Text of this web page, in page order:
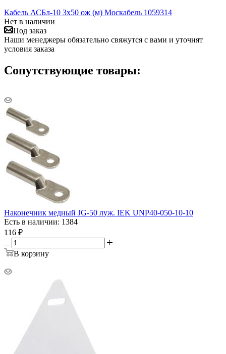
Кабель АСБл-10 3х50 ож (м) Москабель 1059314
Нет в наличии
Под заказ
Наши менеджеры обязательно свяжутся с вами и уточнят
условия заказа
Сопутствующие товары:
Наконечник медный JG-50 луж. IEK UNP40-050-10-10
Есть в наличии: 1384
116 ₽
В корзину